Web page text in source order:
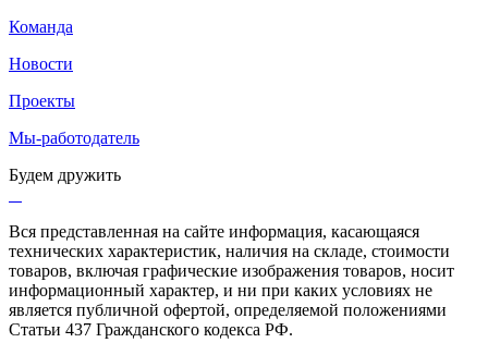
Команда
Новости
Проекты
Мы-работодатель
Будем дружить
Вся представленная на сайте информация, касающаяся
технических характеристик, наличия на складе, стоимости
товаров, включая графические изображения товаров, носит
информационный характер, и ни при каких условиях не
является публичной офертой, определяемой положениями
Статьи 437 Гражданского кодекса РФ.